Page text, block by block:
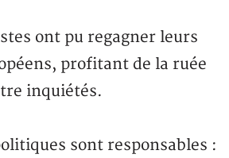
ont pu regagner leurs
profitant de la ruée
inquiétés.
sont responsables :